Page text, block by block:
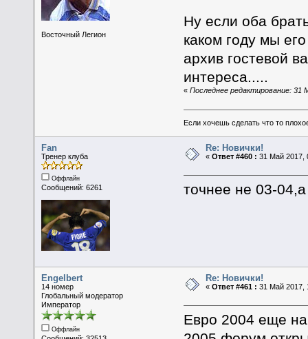
Восточный Легион
Ну если оба
каком году мы
архив гостевой
интереса.....
« Последнее редактирование: 31
Если хочешь сделать что то
Fan
Тренер клуба
Оффлайн
Сообщений: 6261
Re: Новички!
«Ответ #460 : 31 Май 2017,
точнее не 03-
Engelbert
14 номер
Глобальный модератор
Император
Оффлайн
Re: Новички!
«Ответ #461 : 31 Май 2017,
Евро 2004 еще